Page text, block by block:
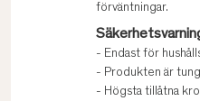
förväntningar.
- Endast för
- Produkten är
- Högsta tillåtna